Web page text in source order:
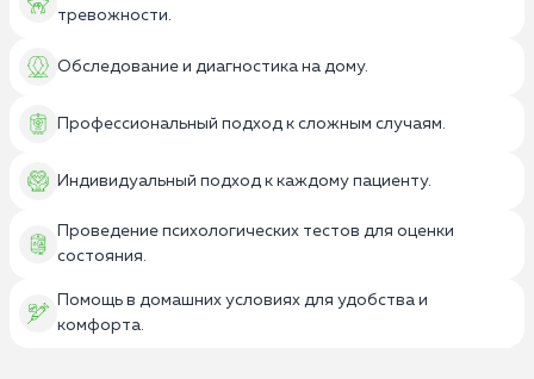
тревожности.
Обследование и диагностика на дому.
Профессиональный подход к сложным случаям.
Индивидуальный подход к каждому пациенту.
Проведение психологических тестов для оценки
состояния.
Помощь в домашних условиях для удобства и
комфорта.